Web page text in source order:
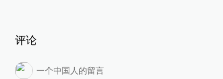
评论
一个中国人的留言